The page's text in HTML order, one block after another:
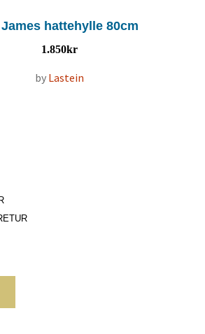
hattehylle 80cm
1.850kr
by Lastein